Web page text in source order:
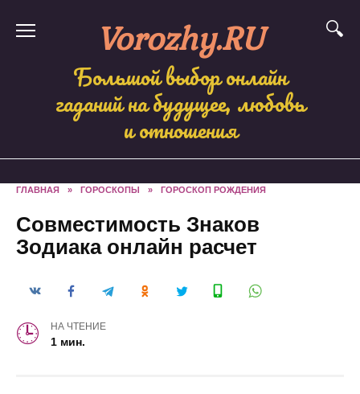
Vorozhy.RU
Большой выбор онлайн
гаданий на будущее, любовь
и отношения
ГЛАВНАЯ » ГОРОСКОПЫ » ГОРОСКОП РОЖДЕНИЯ
Совместимость Знаков
Зодиака онлайн расчет
НА ЧТЕНИЕ
1 мин.